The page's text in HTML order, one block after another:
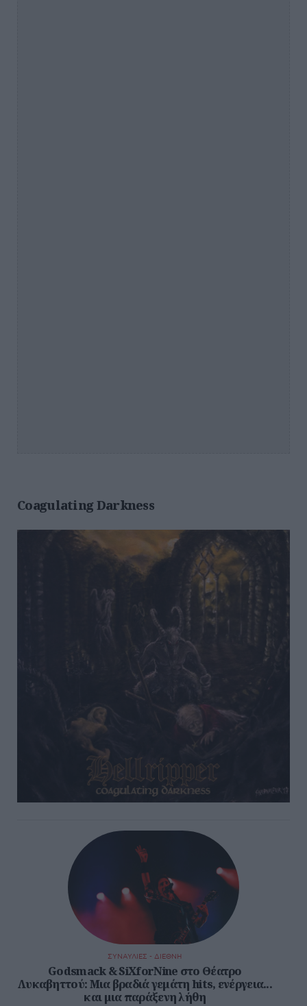
Coagulating Darkness
ΣΥΝΑΥΛΙΕΣ - ΔΙΕΘΝΗ
Godsmack & SiXforNine στο Θέατρο
Λυκαβηττού: Μια βραδιά γεμάτη hits, ενέργεια...
και μια παράξενη λήθη